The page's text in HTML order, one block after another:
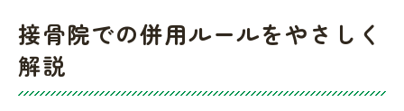
接骨院での併用ルールをやさしく
解説